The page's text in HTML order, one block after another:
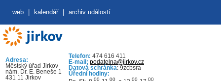
web kalendář archiv událostí
Adresa:
Městský úřad Jirkov
nám. Dr. E. Beneše 1
431 11 Jirkov
Telefon: 474 616 411
E-mail: podatelna@jirkov.cz
Datová schránka: 9zcbsra
Úřední hodiny:
00 00 00 00